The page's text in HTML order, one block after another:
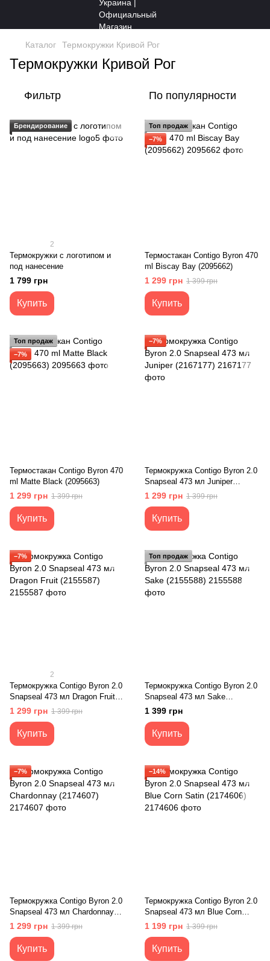
Каталог Термокружки Кривой Рог
Термокружки Кривой Рог
Фильтр По популярности
Брендирование
2
Термокружки с логотипом и
под нанесение
1 799 грн
Купить
Топ продаж
−7%
Термостакан Contigo Byron 470
ml Biscay Bay (2095662)
1 299 грн 1 399 грн
Купить
Топ продаж
−7%
Термостакан Contigo Byron 470
ml Matte Black (2095663)
1 299 грн 1 399 грн
Купить
−7%
Термокружка Contigo Byron 2.0
Snapseal 473 мл Juniper
(2167177)
1 299 грн 1 399 грн
Купить
−7%
2
Термокружка Contigo Byron 2.0
Snapseal 473 мл Dragon Fruit
(2155587)
1 299 грн 1 399 грн
Купить
Топ продаж
Термокружка Contigo Byron 2.0
Snapseal 473 мл Sake
(2155588)
1 399 грн
Купить
−7%
Термокружка Contigo Byron 2.0
Snapseal 473 мл Chardonnay
(2174607)
1 299 грн 1 399 грн
Купить
−14%
Термокружка Contigo Byron 2.0
Snapseal 473 мл Blue Corn
Satin (2174606)
1 199 грн 1 399 грн
Купить